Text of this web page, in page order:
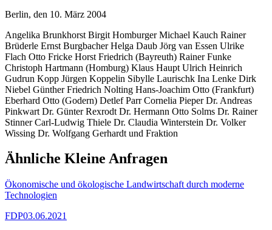
Berlin, den 10. März 2004
Angelika Brunkhorst Birgit Homburger Michael Kauch Rainer
Brüderle Ernst Burgbacher Helga Daub Jörg van Essen Ulrike
Flach Otto Fricke Horst Friedrich (Bayreuth) Rainer Funke
Christoph Hartmann (Homburg) Klaus Haupt Ulrich Heinrich
Gudrun Kopp Jürgen Koppelin Sibylle Laurischk Ina Lenke Dirk
Niebel Günther Friedrich Nolting Hans-Joachim Otto (Frankfurt)
Eberhard Otto (Godern) Detlef Parr Cornelia Pieper Dr. Andreas
Pinkwart Dr. Günter Rexrodt Dr. Hermann Otto Solms Dr. Rainer
Stinner Carl-Ludwig Thiele Dr. Claudia Winterstein Dr. Volker
Wissing Dr. Wolfgang Gerhardt und Fraktion
Ähnliche Kleine Anfragen
Ökonomische und ökologische Landwirtschaft durch moderne
Technologien
FDP03.06.2021